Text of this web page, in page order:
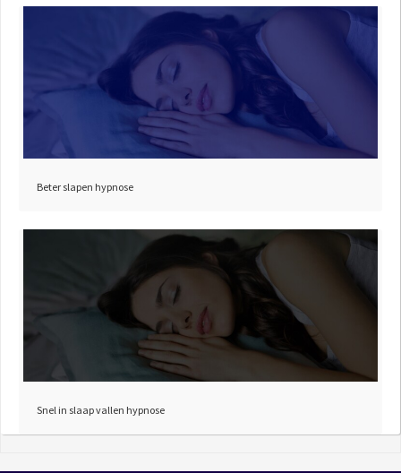
Beter slapen hypnose
Snel in slaap vallen hypnose